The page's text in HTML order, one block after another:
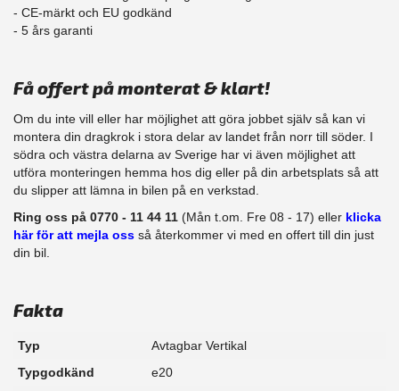
- CE-märkt och EU godkänd
​- 5 års garanti
Få offert på monterat & klart!
Om du inte vill eller har möjlighet att göra jobbet själv så kan vi
montera din dragkrok i stora delar av landet från norr till söder. I
södra och västra delarna av Sverige har vi även möjlighet att
​utföra monteringen hemma hos dig eller på din arbetsplats så att
du slipper att lämna in bilen på en verkstad.
Ring oss på 0770 - 11 44 11 (Mån t.om. Fre 08 - 17) eller klicka
här för att mejla oss så återkommer vi med en offert till din just
din bil.
Fakta
Typ
Avtagbar Vertikal
Typgodkänd
e20